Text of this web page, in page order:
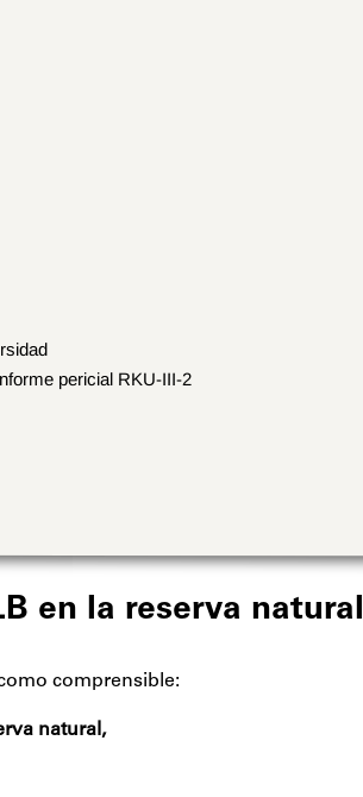
pericial RKU-III-2
en la reserva natural
comprensible:
natural,